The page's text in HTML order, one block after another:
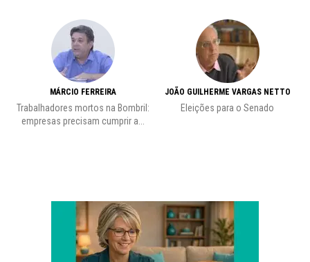
MÁRCIO FERREIRA
Trabalhadores mortos na Bombril:
empresas precisam cumprir a...
JOÃO GUILHERME VARGAS NETTO
Eleições para o Senado